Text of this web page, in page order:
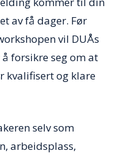
av få dager. Før
vil DUÅs
forsikre seg om at
kvalifisert og klare
selv som
arbeidsplass,